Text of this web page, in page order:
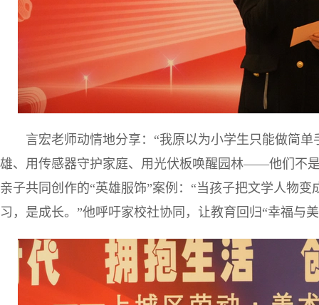
言宏老师动情地分享：“我原以为小学生只能做简
雄、用传感器守护家庭、用光伏板唤醒园林——他们不是
亲子共同创作的“英雄服饰”案例：“当孩子把文学人物
习，是成长。”他呼吁家校社协同，让教育回归“幸福与